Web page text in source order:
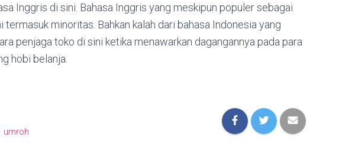
Inggris di sini. Bahasa Inggris yang meskipun populer sebagai
termasuk minoritas. Bahkan kalah dari bahasa Indonesia yang
penjaga toko di sini ketika menawarkan dagangannya pada para
hobi belanja.
umroh